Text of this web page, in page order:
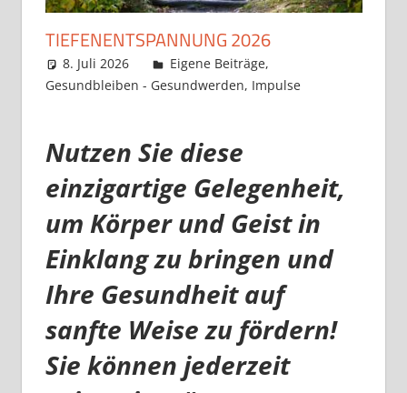
TIEFENENTSPANNUNG 2026
8. Juli 2026 Claudia Ollenhauer
Eigene Beiträge,
Gesundbleiben - Gesundwerden, Impulse
Nutzen Sie diese
einzigartige Gelegenheit,
um Körper und Geist in
Einklang zu bringen und
Ihre Gesundheit auf
sanfte Weise zu fördern!
Sie können jederzeit